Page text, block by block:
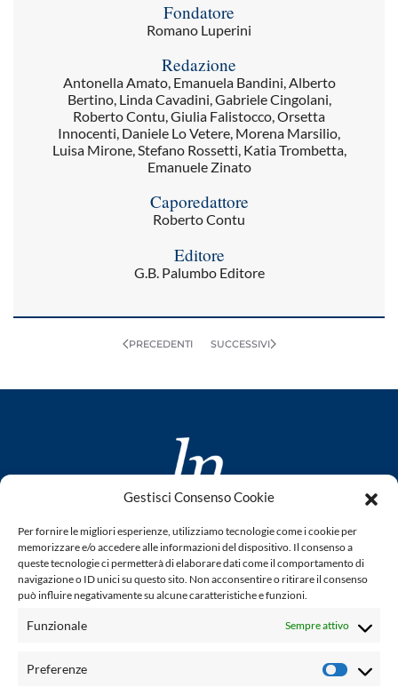
Gestisci Consenso Cookie
Per fornire le migliori esperienze, utilizziamo tecnologie come i cookie per
memorizzare e/o accedere alle informazioni del dispositivo. Il consenso a
queste tecnologie ci permetterà di elaborare dati come il comportamento di
navigazione o ID unici su questo sito. Non acconsentire o ritirare il consenso
può influire negativamente su alcune caratteristiche e funzioni.
Funzionale Sempre attivo
Preferenze
Fondatore
Romano Luperini
Redazione
Antonella Amato, Emanuela Bandini, Alberto
Bertino, Linda Cavadini, Gabriele Cingolani,
Roberto Contu, Giulia Falistocco, Orsetta
Innocenti, Daniele Lo Vetere, Morena Marsilio,
Luisa Mirone, Stefano Rossetti, Katia Trombetta,
Emanuele Zinato
Caporedattore
Roberto Contu
Editore
G.B. Palumbo Editore
PRECEDENTI SUCCESSIVI
www.laletteraturaenoi.it
fondato da Romano Luperini
Questo blog non rappresenta una testata giornalistica in
quanto viene aggiornato senza alcuna periodicità. Non può
legge n° 62 del 7.03.2001. L'autore non è responsabile per